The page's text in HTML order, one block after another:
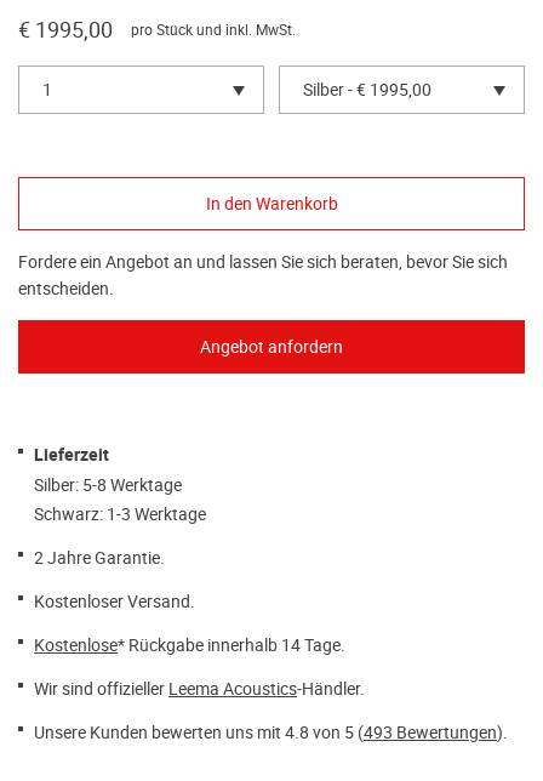
€ 1995,00 pro Stück und inkl. MwSt.
1 Silber - € 1995,00
Fordere ein Angebot an und lassen Sie sich beraten, bevor Sie sich
entscheiden.
Lieferzeit
Silber: 5-8 Werktage
Schwarz: 1-3 Werktage
2 Jahre Garantie.
Kostenloser Versand.
Kostenlose* Rückgabe innerhalb 14 Tage.
Wir sind offizieller Leema Acoustics-Händler.
Unsere Kunden bewerten uns mit 4.8 von 5 (493 Bewertungen).